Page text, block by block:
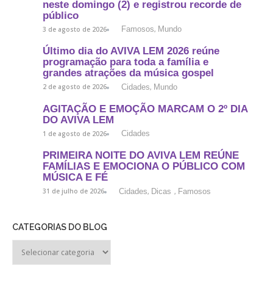
neste domingo (2) e registrou recorde de
público
3 de agosto de 2026 Famosos, Mundo
Último dia do AVIVA LEM 2026 reúne
programação para toda a família e
grandes atrações da música gospel
2 de agosto de 2026 Cidades, Mundo
AGITAÇÃO E EMOÇÃO MARCAM O 2º DIA
DO AVIVA LEM
1 de agosto de 2026 Cidades
PRIMEIRA NOITE DO AVIVA LEM REÚNE
FAMÍLIAS E EMOCIONA O PÚBLICO COM
MÚSICA E FÉ
31 de julho de 2026 Cidades, Dicas , Famosos
CATEGORIAS DO BLOG